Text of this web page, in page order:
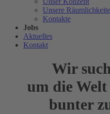
Unsere
Kontakte
Jobs
Aktuelles
Kontakt
Wir
um die Welt
bunter